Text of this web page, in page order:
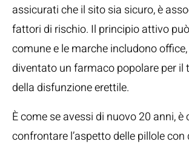
assicurati che il sito sia sicuro, è
fattori di rischio. Il principio attivo
comune e le marche includono
diventato un farmaco popolare per
della disfunzione erettile.
È come se avessi di nuovo 20 anni,
confrontare l’aspetto delle pillole con